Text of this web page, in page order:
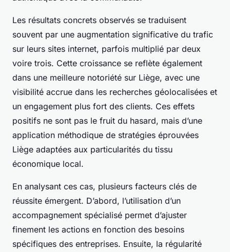
Les résultats concrets observés se traduisent
souvent par une augmentation significative du trafic
sur leurs sites internet, parfois multiplié par deux
voire trois. Cette croissance se reflète également
dans une meilleure notoriété sur Liège, avec une
visibilité accrue dans les recherches géolocalisées et
un engagement plus fort des clients. Ces effets
positifs ne sont pas le fruit du hasard, mais d’une
application méthodique de stratégies éprouvées
Liège adaptées aux particularités du tissu
économique local.
En analysant ces cas, plusieurs facteurs clés de
réussite émergent. D’abord, l’utilisation d’un
accompagnement spécialisé permet d’ajuster
finement les actions en fonction des besoins
spécifiques des entreprises. Ensuite, la régularité